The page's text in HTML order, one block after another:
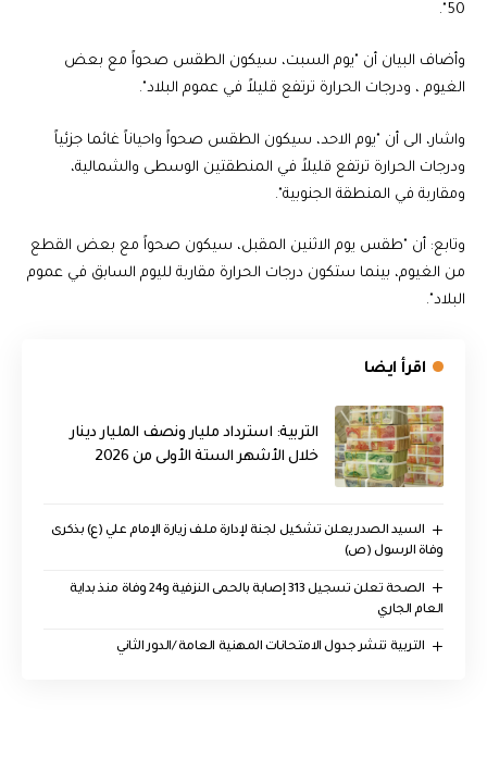
50".
وأضاف البيان أن "يوم السبت، سيكون الطقس صحواً مع بعض
الغيوم ، ودرجات الحرارة ترتفع قليلاً في عموم البلاد".
واشار، الى أن "يوم الاحد، سيكون الطقس صحواً واحياناً غائما جزئياً
ودرجات الحرارة ترتفع قليلاً في المنطقتين الوسطى والشمالية،
ومقاربة في المنطقة الجنوبية".
وتابع: أن "طقس يوم الاثنين المقبل، سيكون صحواً مع بعض القطع
من الغيوم، بينما ستكون درجات الحرارة مقاربة لليوم السابق في عموم
البلاد".
اقرأ ايضا
التربية: استرداد مليار ونصف المليار دينار
خلال الأشهر الستة الأولى من 2026
السيد الصدر يعلن تشكيل لجنة لإدارة ملف زيارة الإمام علي (ع) بذكرى
وفاة الرسول (ص)
الصحة تعلن تسجيل 313 إصابة بالحمى النزفية و24 وفاة منذ بداية
العام الجاري
التربية تنشر جدول الامتحانات المهنية العامة /الدور الثاني